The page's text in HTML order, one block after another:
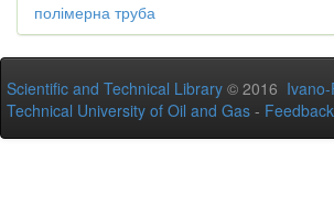
полімерна труба
Scientific and Technical Library © 2016
Technical University of Oil and Gas - Feedback